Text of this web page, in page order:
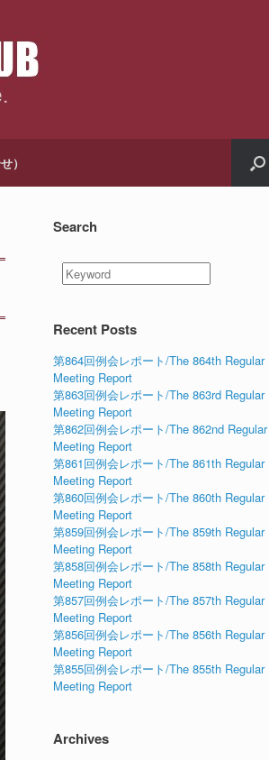
）
Search
Recent Posts
第864回例会レポート/The 864th Regular
Meeting Report
第863回例会レポート/The 863rd Regular
Meeting Report
第862回例会レポート/The 862nd Regular
Meeting Report
第861回例会レポート/The 861th Regular
Meeting Report
第860回例会レポート/The 860th Regular
Meeting Report
第859回例会レポート/The 859th Regular
Meeting Report
第858回例会レポート/The 858th Regular
Meeting Report
第857回例会レポート/The 857th Regular
Meeting Report
第856回例会レポート/The 856th Regular
Meeting Report
第855回例会レポート/The 855th Regular
Meeting Report
Archives